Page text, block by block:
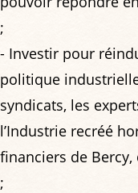
;
- Investir pour
politique
syndicats, les
l’Industrie recréé
financiers de
;